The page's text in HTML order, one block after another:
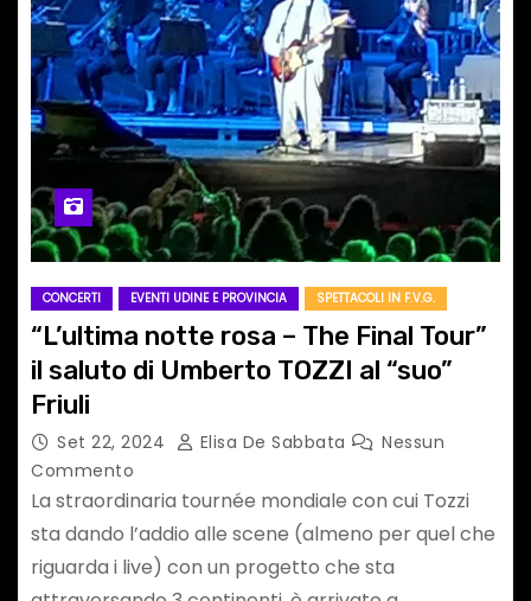
CONCERTI EVENTI UDINE E PROVINCIA SPETTACOLI IN F.V.G.
“L’ultima notte rosa – The Final Tour”
il saluto di Umberto TOZZI al “suo”
Friuli
Set 22, 2024 Elisa De Sabbata
Nessun
Commento
La straordinaria tournée mondiale con cui Tozzi
sta dando l’addio alle scene (almeno per quel che
riguarda i live) con un progetto che sta